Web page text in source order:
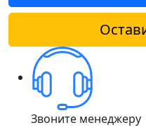
Звоните менеджеру